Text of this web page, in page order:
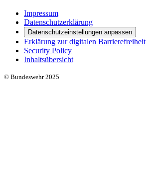
Impressum
Datenschutzerklärung
Datenschutzeinstellungen anpassen
Erklärung zur digitalen Barrierefreiheit
Security Policy
Inhaltsübersicht
© Bundeswehr 2025